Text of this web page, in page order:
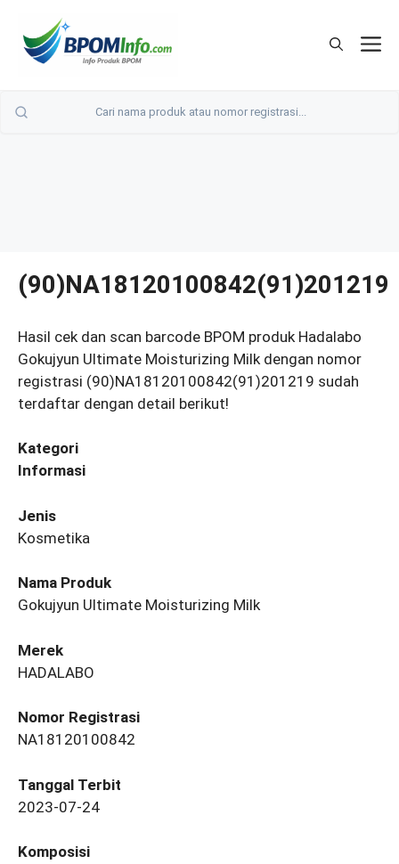
(90)NA18120100842(91)201219
Hasil cek dan scan barcode BPOM produk Hadalabo
Gokujyun Ultimate Moisturizing Milk dengan nomor
registrasi (90)NA18120100842(91)201219 sudah
terdaftar dengan detail berikut!
Kategori
Informasi
Jenis
Kosmetika
Nama Produk
Gokujyun Ultimate Moisturizing Milk
Merek
HADALABO
Nomor Registrasi
NA18120100842
Tanggal Terbit
2023-07-24
Komposisi